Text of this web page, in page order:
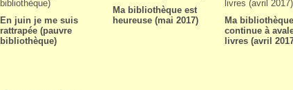
En juin je me suis
rattrapée (pauvre
bibliothèque)
Ma bibliothèque est
heureuse (mai 2017)
Ma bibliothèque
continue à
livres (avril